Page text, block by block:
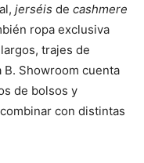
jerséis de cashmere
ropa exclusiva
trajes de
B. Showroom cuenta
de bolsos y
con distintas